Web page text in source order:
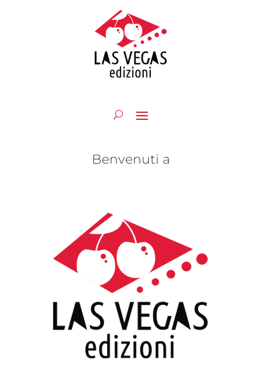
Benvenuti a